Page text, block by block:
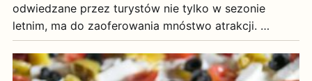
odwiedzane przez turystów nie tylko w sezonie
letnim, ma do zaoferowania mnóstwo atrakcji. …